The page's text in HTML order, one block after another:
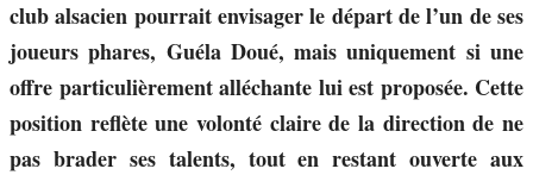
club alsacien pourrait envisager le départ de l’un de ses
joueurs phares, Guéla Doué, mais uniquement si une
offre particulièrement alléchante lui est proposée. Cette
position reflète une volonté claire de la direction de ne
pas brader ses talents, tout en restant ouverte aux